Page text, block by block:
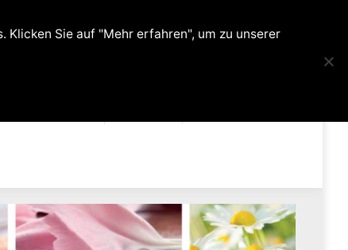
Sie auf "Mehr erfahren", um zu unserer